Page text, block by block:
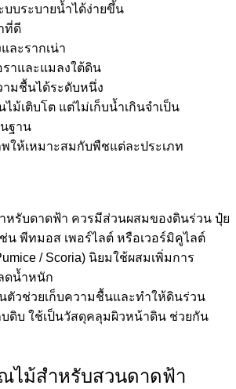
บบระบายน้ำได้ง่ายขึ้น
ที่ดี
ละรากเน่า
าและแมลงใต้ดิน
ามชื้นได้ระดับหนึ่ง
ไม้เติบโต แต่ไม่เก็บน้ำเกินจำเป็น
ฐาน
ให้เหมาะสมกับพืชแต่ละประเภท
หรับดาดฟ้า ควรมีส่วนผสมของดินร่วน ปุ๋ย
น พีทมอส เพอร์ไลต์ หรือเวอร์มิคูไลต์
/ Scoria) นิยมใช้ผสมเพิ่มการ
ดน้ำหนัก
ตัวช่วยเก็บความชื้นและทำให้ดินร่วน
ดิบ ใช้เป็นวัสดุคลุมผิวหน้าดิน ช่วยกัน
ไม้สำหรับสวนดาดฟ้า